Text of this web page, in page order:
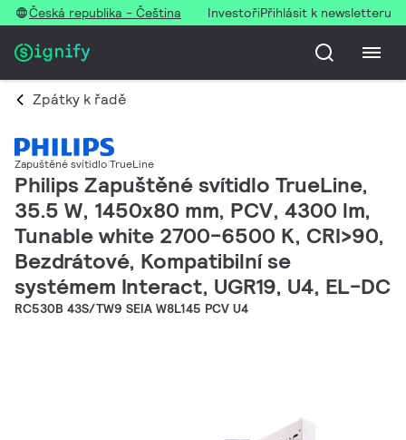
Česká republika - Čeština InvestořiPřihlásit k newsletteru
Zpátky k řadě
Zapuštěné svítidlo TrueLine
Philips Zapuštěné svítidlo TrueLine,
35.5 W, 1450x80 mm, PCV, 4300 lm,
Tunable white 2700-6500 K, CRI>90,
Bezdrátové, Kompatibilní se
systémem Interact, UGR19, U4, EL-DC
RC530B 43S/TW9 SEIA W8L145 PCV U4